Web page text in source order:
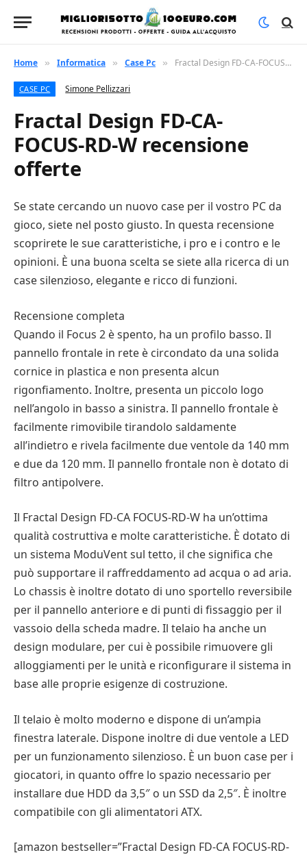
Home » Informatica » Case Pc » Fractal Design FD-CA-FOCUS-RD-W recensione offerte
CASE PC Simone Pellizzari
Fractal Design FD-CA-
FOCUS-RD-W recensione
offerte
Se state cercando un nuovo case per il vostro PC da
gioco, siete nel posto giusto. In questa recensione
scoprirete le sue caratteristiche, i pro e i contro e le
opinioni. È una buona scelta se siete alla ricerca di un
case silenzioso, elegante e ricco di funzioni.
Recensione completa
Quando il Focus 2 è spento, ha un profilo basso. Il
pannello frontale in rete è circondato da una solida
cornice in plastica e non presenta alcun
rigonfiamento. Inoltre, presenta un piccolo logo
nell’angolo in basso a sinistra. Il pannello frontale è
facilmente rimovibile tirandolo saldamente
all’indietro e rivela facilmente due ventole da 140 mm
e due da 120 mm. Il pannello frontale non è dotato di
filtro antipolvere.
Il Fractal Design FD-CA FOCUS-RD-W ha un’ottima
qualità costruttiva e molte caratteristiche. È dotato di
un sistema ModuVent sul tetto, il che significa che
può supportare il raffreddamento ad acqua o ad aria.
Lo chassis è inoltre dotato di uno sportello reversibile
per il pannello anteriore e di punti di fissaggio per il
vassoio della scheda madre. Il telaio ha anche un
design modulare, per cui è possibile rimuovere gli
alloggiamenti per le unità e riconfigurare il sistema in
base alle proprie esigenze di costruzione.
Il telaio è molto moderno e dispone di un’ampia
finestra laterale. Dispone inoltre di due ventole a LED
per un funzionamento silenzioso. È un buon case per i
giocatori, in quanto offre lo spazio necessario per
installare due HDD da 3,5″ o un SSD da 2,5″. È inoltre
compatibile con gli alimentatori ATX.
[amazon bestseller=”Fractal Design FD-CA FOCUS-RD-